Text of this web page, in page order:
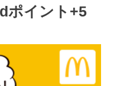
ポイント+5